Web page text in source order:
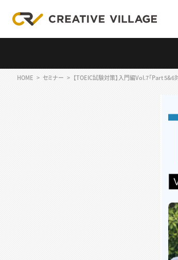
HOME セミナー 【TOEIC試験対策】入門編Vol.7「Part 5&6